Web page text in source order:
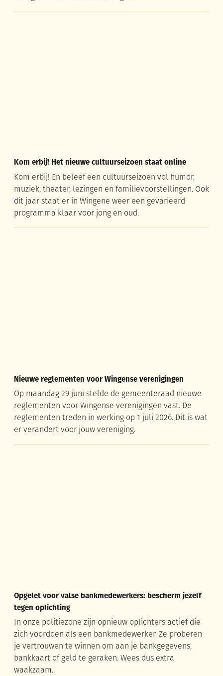
Kom erbij! Het nieuwe cultuurseizoen staat online
Kom erbij! En beleef een cultuurseizoen vol humor,
muziek, theater, lezingen en familievoorstellingen. Ook
dit jaar staat er in Wingene weer een gevarieerd
programma klaar voor jong en oud.
Nieuwe reglementen voor Wingense verenigingen
Op maandag 29 juni stelde de gemeenteraad nieuwe
reglementen voor Wingense verenigingen vast. De
reglementen treden in werking op 1 juli 2026. Dit is wat
er verandert voor jouw vereniging.
Opgelet voor valse bankmedewerkers: bescherm jezelf
tegen oplichting
In onze politiezone zijn opnieuw oplichters actief die
zich voordoen als een bankmedewerker. Ze proberen
je vertrouwen te winnen om aan je bankgegevens,
bankkaart of geld te geraken. Wees dus extra
waakzaam.